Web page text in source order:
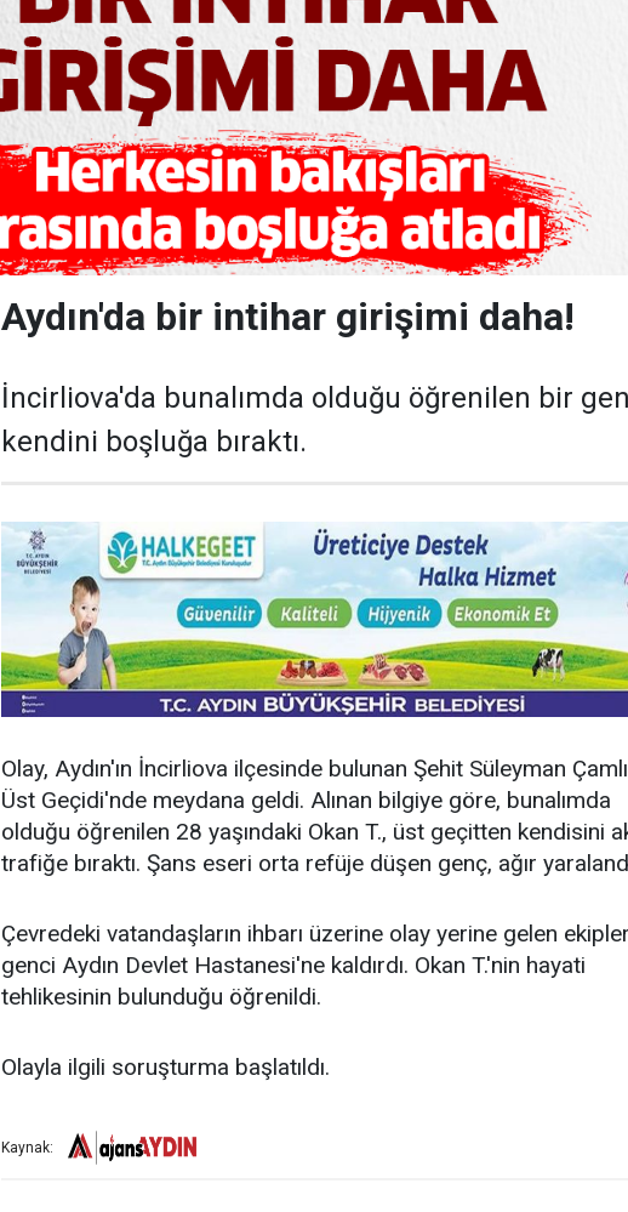
Aydın'da bir intihar girişimi daha!
İncirliova'da bunalımda olduğu öğrenilen bir
kendini boşluğa bıraktı.
Olay, Aydın'ın İncirliova ilçesinde bulunan Şehit Süleyman
Üst Geçidi'nde meydana geldi. Alınan bilgiye göre, bunalımda
olduğu öğrenilen 28 yaşındaki Okan T., üst geçitten kendisini
trafiğe bıraktı. Şans eseri orta refüje düşen genç, ağır
Çevredeki vatandaşların ihbarı üzerine olay yerine gelen ekipler
genci Aydın Devlet Hastanesi'ne kaldırdı. Okan T.'nin hayati
tehlikesinin bulunduğu öğrenildi.
Olayla ilgili soruşturma başlatıldı.
Kaynak: